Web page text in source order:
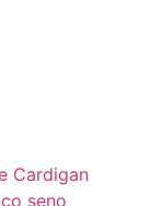
Cardigan
seno